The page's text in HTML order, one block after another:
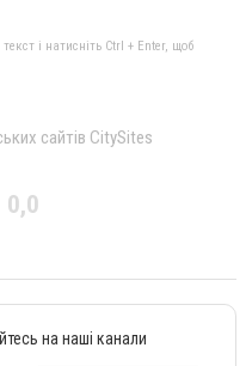
і натисніть Ctrl + Enter, щоб
сайтів CitySites
0,0
на наші канали